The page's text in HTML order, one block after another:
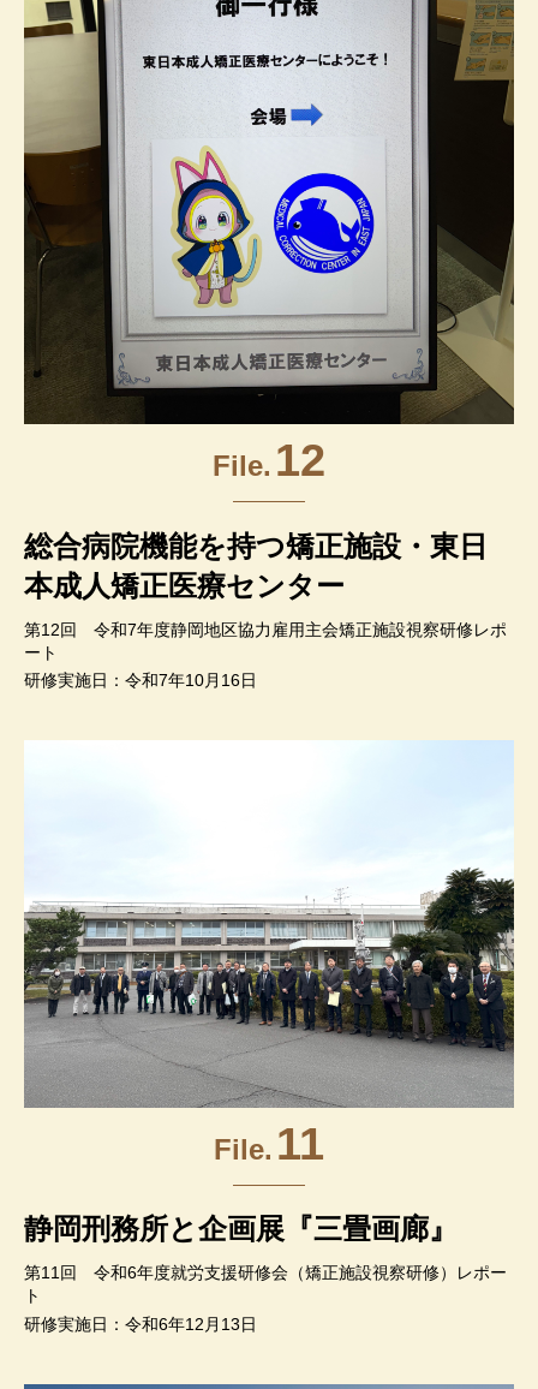
File. 12
総合病院機能を持つ矯正施設・東日
本成人矯正医療センター
第12回 令和7年度静岡地区協力雇用主会矯正施設視察研修レポ
ート
研修実施日：令和7年10月16日
File. 11
静岡刑務所と企画展『三畳画廊』
第11回 令和6年度就労支援研修会（矯正施設視察研修）レポー
ト
研修実施日：令和6年12月13日